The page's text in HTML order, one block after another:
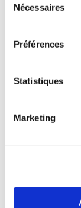
Nécessaires
Préférences
Statistiques
Marketing
de la France,
insuffisances
2024 a été la
(avec + 1,52
+ 4 °C à
chaleur serait
rapport. «
permet pas
Soussana,
Ensemble de